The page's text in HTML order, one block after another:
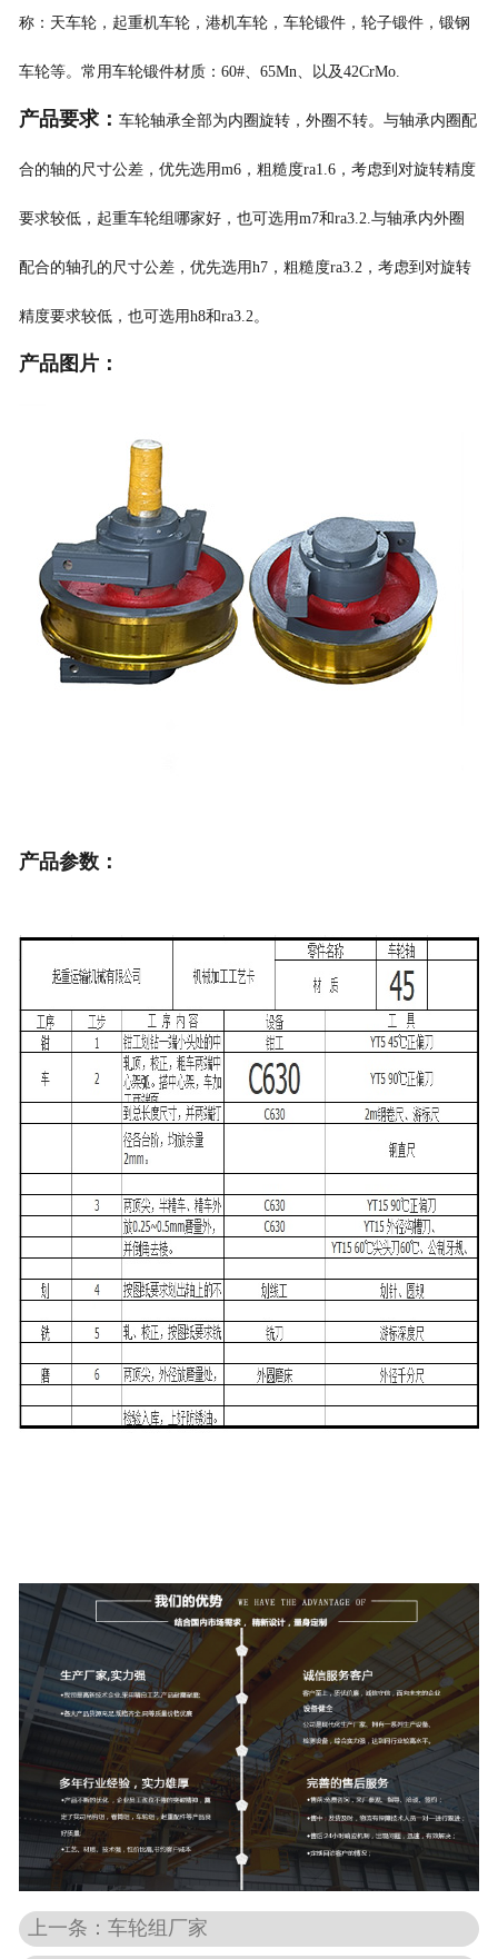
称：天车轮，起重机车轮，港机车轮，车轮锻件，轮子锻件，锻钢
车轮等。常用车轮锻件材质：60#、65Mn、以及42CrMo.
产品要求： 车轮轴承全部为内圈旋转，外圈不转。与轴承内圈配
合的轴的尺寸公差，优先选用m6，粗糙度ra1.6，考虑到对旋转精度
要求较低，起重车轮组哪家好，也可选用m7和ra3.2.与轴承内外圈
配合的轴孔的尺寸公差，优先选用h7，粗糙度ra3.2，考虑到对旋转
精度要求较低，也可选用h8和ra3.2。
产品图片：
产品参数：
上一条：车轮组厂家